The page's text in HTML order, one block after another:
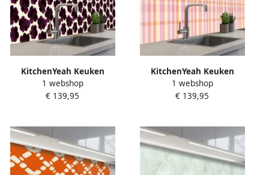
KitchenYeah Keuken
achterwand 450x60 cm
Spatscherm zelfklevend
fornuis
1 webshop
€ 139,95
KitchenYeah Keuken
achterwand 450x60 cm
Spatscherm zelfklevend
Muurbeschermer Spatwand
fornuis
1 webshop
€ 139,95